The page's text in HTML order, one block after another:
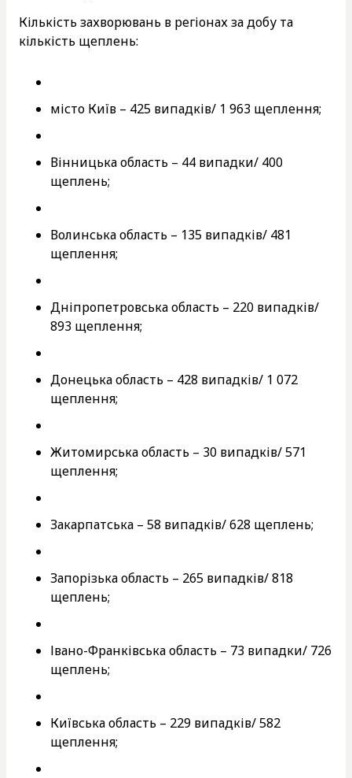
Кількість захворювань в регіонах за добу та
кількість щеплень:
місто Київ – 425 випадків/ 1 963 щеплення;
Вінницька область – 44 випадки/ 400
щеплень;
Волинська область – 135 випадків/ 481
щеплення;
Дніпропетровська область – 220 випадків/
893 щеплення;
Донецька область – 428 випадків/ 1 072
щеплення;
Житомирська область – 30 випадків/ 571
щеплення;
Закарпатська – 58 випадків/ 628 щеплень;
Запорізька область – 265 випадків/ 818
щеплень;
Івано-Франківська область – 73 випадки/ 726
щеплень;
Київська область – 229 випадків/ 582
щеплення;